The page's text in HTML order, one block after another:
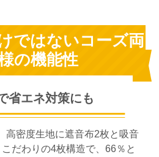
ではないコーズ両
の機能性
省エネ対策にも
高密度生地に遮音布2枚と吸音
だわりの4枚構造で、66％と